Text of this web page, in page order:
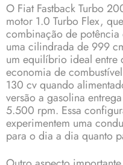
O Fiat Fastback Turbo
motor 1.0 Turbo Flex,
combinação de
uma cilindrada de 999
um equilíbrio ideal entre
economia de
130 cv quando
versão a gasolina
5.500 rpm. Essa
experimentem uma
para o dia a dia quanto